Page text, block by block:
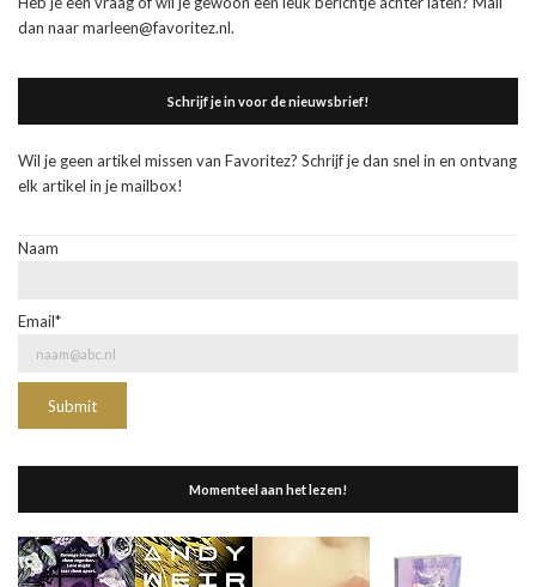
dan naar marleen@favoritez.nl.
Schrijf je in voor de nieuwsbrief!
Wil je geen artikel missen van Favoritez? Schrijf je dan snel in en ontvang
elk artikel in je mailbox!
Naam
Email*
Momenteel aan het lezen!